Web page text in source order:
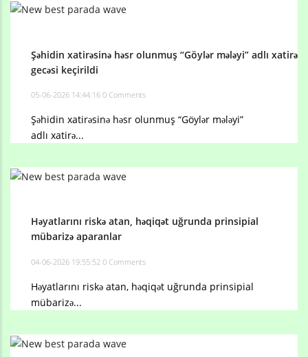
Şəhidin xatirəsinə həsr olunmuş “Göylər mələyi” adlı xatirə
gecəsi keçirildi
05-06-2026 14:44:16 0 Comments
Şəhidin xatirəsinə həsr olunmuş “Göylər mələyi”
adlı xatirə...
Həyatlarını riskə atan, həqiqət uğrunda prinsipial
mübarizə aparanlar
04-06-2026 19:55:52 0 Comments
Həyatlarını riskə atan, həqiqət uğrunda prinsipial
mübarizə...